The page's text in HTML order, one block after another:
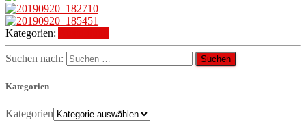
Kategorien:
Suchen nach:
Kategorien
Kategorien